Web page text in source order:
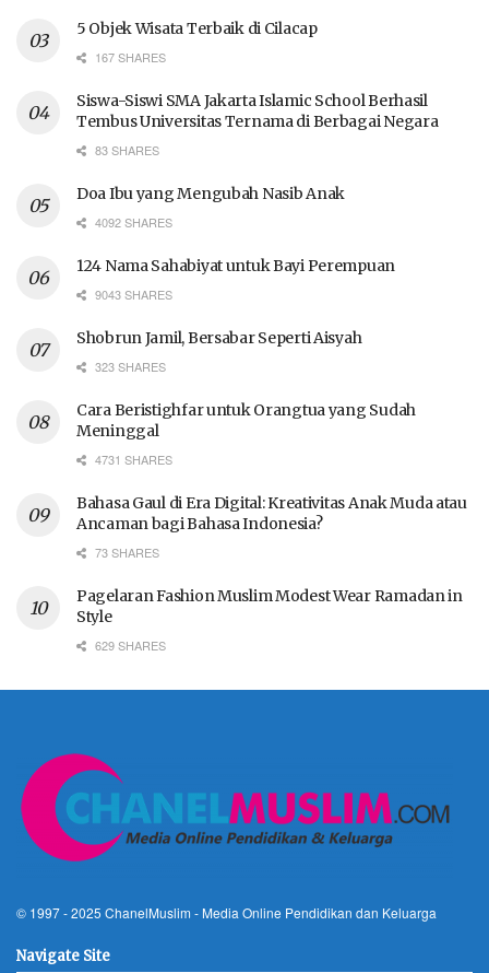
5 Objek Wisata Terbaik di Cilacap
167 SHARES
Siswa-Siswi SMA Jakarta Islamic School Berhasil
Tembus Universitas Ternama di Berbagai Negara
83 SHARES
Doa Ibu yang Mengubah Nasib Anak
4092 SHARES
124 Nama Sahabiyat untuk Bayi Perempuan
9043 SHARES
Shobrun Jamil, Bersabar Seperti Aisyah
323 SHARES
Cara Beristighfar untuk Orangtua yang Sudah
Meninggal
4731 SHARES
Bahasa Gaul di Era Digital: Kreativitas Anak Muda atau
Ancaman bagi Bahasa Indonesia?
73 SHARES
Pagelaran Fashion Muslim Modest Wear Ramadan in
Style
629 SHARES
© 1997 - 2025 ChanelMuslim - Media Online Pendidikan dan Keluarga
Navigate Site